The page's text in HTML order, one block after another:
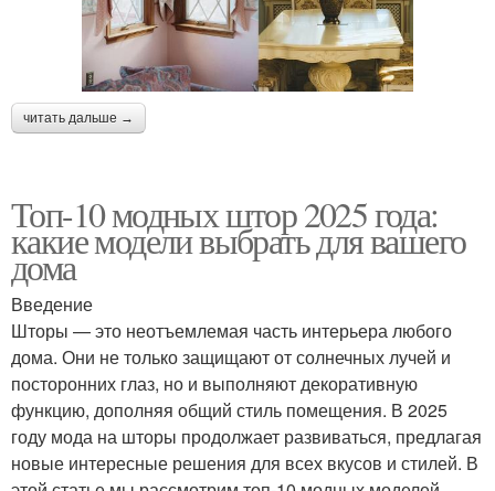
читать дальше →
Топ-10 модных штор 2025 года:
какие модели выбрать для вашего
дома
Введение
Шторы — это неотъемлемая часть интерьера любого
дома. Они не только защищают от солнечных лучей и
посторонних глаз, но и выполняют декоративную
функцию, дополняя общий стиль помещения. В 2025
году мода на шторы продолжает развиваться, предлагая
новые интересные решения для всех вкусов и стилей. В